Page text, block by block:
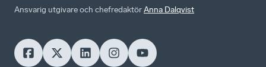
Ansvarig utgivare och chefredaktörAnna Dalqvist